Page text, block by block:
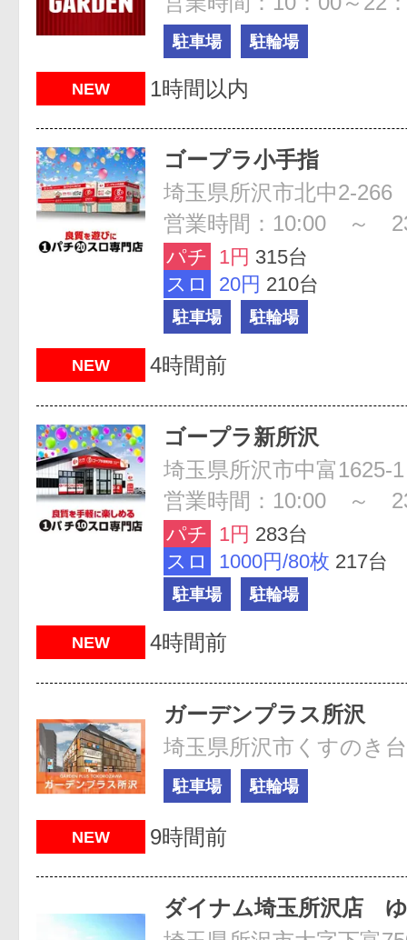
駐車場 駐輪場
NEW 1時間以内
ゴープラ小手指
埼玉県所沢市北中2-266
営業時間：10:00 ～
パチ 1円 315台
スロ
20円 210台
駐車場 駐輪場
NEW 4時間前
ゴープラ新所沢
埼玉県所沢市中富1625-1
営業時間：10:00 ～
パチ 1円 283台
スロ
1000円/80枚 217台
駐車場 駐輪場
NEW 4時間前
ガーデンプラス所沢
駐車場 駐輪場
NEW 9時間前
ダイナム埼玉所沢店